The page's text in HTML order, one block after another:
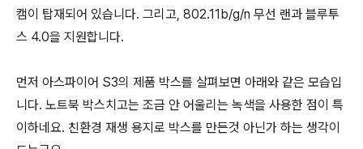
캠이 탑재되어 있습니다. 그리고, 802.11b/g/n 무선 랜과 블루투
스 4.0을 지원합니다.
먼저 아스파이어 S3의 제품 박스를 살펴보면 아래와 같은 모습입
니다. 노트북 박스치고는 조금 안 어울리는 녹색을 사용한 점이 특
이하네요. 친환경 재생 용지로 박스를 만든것 아닌가 하는 생각이